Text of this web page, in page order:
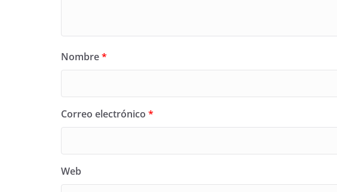
Nombre*
Correo electrónico *
Web